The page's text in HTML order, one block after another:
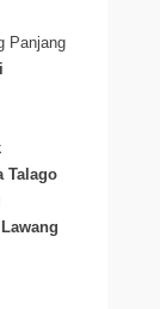
Panjang
Talago